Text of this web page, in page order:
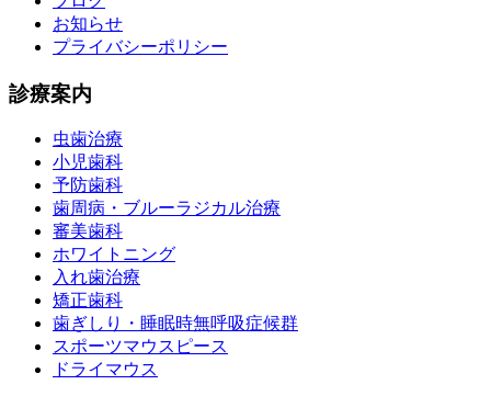
お知らせ
プライバシーポリシー
診療案内
虫歯治療
小児歯科
予防歯科
歯周病・ブルーラジカル治療
審美歯科
ホワイトニング
入れ歯治療
矯正歯科
歯ぎしり・睡眠時無呼吸症候群
スポーツマウスピース
ドライマウス